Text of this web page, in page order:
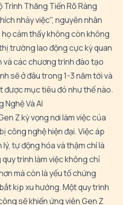
Trình Thăng Tiến Rõ Ràng
nhảy việc", nguyên nhân
cảm thấy không còn không
trường lao động cực kỳ quan
và các chương trình đào tạo
sẽ ở đâu trong 1-3 năm tới và
được mục tiêu đó như thế nào.
Nghệ Và AI
Z kỳ vọng nơi làm việc của
công nghệ hiện đại. Việc áp
tự động hóa và thậm chí là
trình làm việc không chỉ
mà còn là yếu tố chứng
kịp xu hướng. Một quy trình
sẽ khiến ứng viên Gen Z